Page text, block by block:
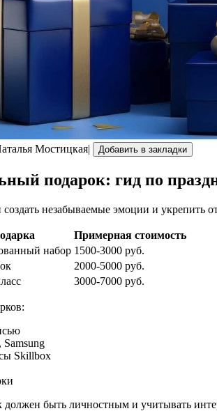
Мостицкая| Добавить в закладки
подарок: гид по
незабываемые эмоции и укрепить
Примерная стоимость
набор 1500-3000 руб.
2000-5000 руб.
3000-7000 руб.
Skillbox
быть личностным и учитывать